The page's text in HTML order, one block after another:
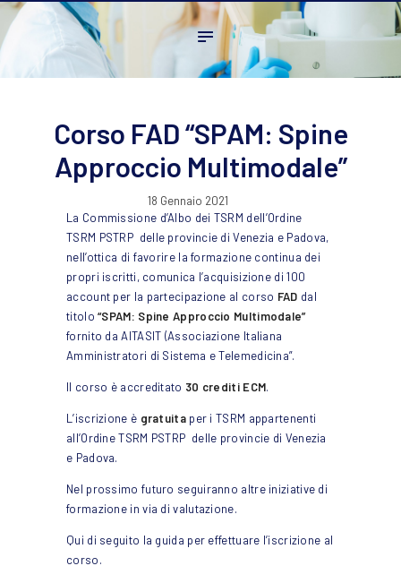
Home
L’ordine
Ambito Professionale
News
FAQ
Contatti
Corso FAD “SPAM: Spine
Approccio Multimodale”
18 Gennaio 2021
La Commissione d’Albo dei TSRM dell’Ordine
TSRM PSTRP delle provincie di Venezia e Padova,
nell’ottica di favorire la formazione continua dei
propri iscritti, comunica l’acquisizione di 100
account per la partecipazione al corso FAD dal
titolo“SPAM: Spine Approccio Multimodale”
fornito da AITASIT (Associazione Italiana
Amministratori di Sistema e Telemedicina”.
Il corso è accreditato 30 crediti ECM.
L’iscrizione è gratuitaper i TSRM appartenenti
all’Ordine TSRM PSTRP delle provincie di Venezia
e Padova.
Nel prossimo futuro seguiranno altre iniziative di
formazione in via di valutazione.
Qui di seguito la guida per effettuare l’iscrizione al
corso.